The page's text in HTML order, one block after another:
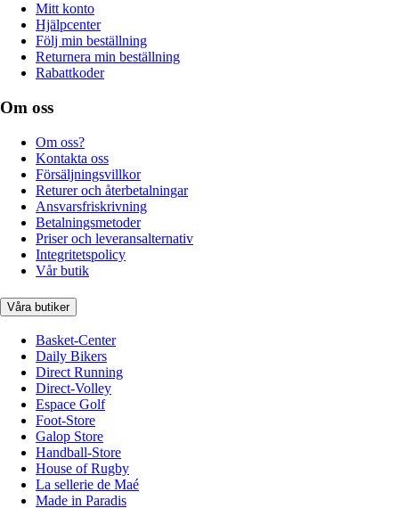
Mitt konto
Hjälpcenter
Följ min beställning
Returnera min beställning
Rabattkoder
Om oss
Om oss?
Kontakta oss
Försäljningsvillkor
Returer och återbetalningar
Ansvarsfriskrivning
Betalningsmetoder
Priser och leveransalternativ
Integritetspolicy
Vår butik
Våra butiker
Basket-Center
Daily Bikers
Direct Running
Direct-Volley
Espace Golf
Foot-Store
Galop Store
Handball-Store
House of Rugby
La sellerie de Maé
Made in Paradis